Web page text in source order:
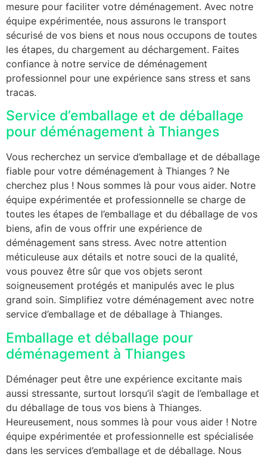
mesure pour faciliter votre déménagement. Avec notre
équipe expérimentée, nous assurons le transport
sécurisé de vos biens et nous nous occupons de toutes
les étapes, du chargement au déchargement. Faites
confiance à notre service de déménagement
professionnel pour une expérience sans stress et sans
tracas.
Service d’emballage et de déballage
pour déménagement à Thianges
Vous recherchez un service d’emballage et de déballage
fiable pour votre déménagement à Thianges ? Ne
cherchez plus ! Nous sommes là pour vous aider. Notre
équipe expérimentée et professionnelle se charge de
toutes les étapes de l’emballage et du déballage de vos
biens, afin de vous offrir une expérience de
déménagement sans stress. Avec notre attention
méticuleuse aux détails et notre souci de la qualité,
vous pouvez être sûr que vos objets seront
soigneusement protégés et manipulés avec le plus
grand soin. Simplifiez votre déménagement avec notre
service d’emballage et de déballage à Thianges.
Emballage et déballage pour
déménagement à Thianges
Déménager peut être une expérience excitante mais
aussi stressante, surtout lorsqu’il s’agit de l’emballage et
du déballage de tous vos biens à Thianges.
Heureusement, nous sommes là pour vous aider ! Notre
équipe expérimentée et professionnelle est spécialisée
dans les services d’emballage et de déballage. Nous